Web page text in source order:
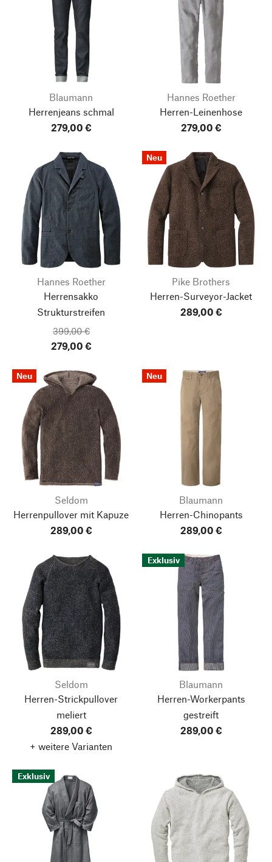
Blaumann
Herrenjeans schmal
279,00 €
Hannes Roether
Herren-Leinenhose
279,00 €
Hannes Roether
Herrensakko
Strukturstreifen
399,00 €
279,00 €
Neu
Pike Brothers
Herren-Surveyor-Jacket
289,00 €
Neu
Seldom
Herrenpullover mit Kapuze
289,00 €
Neu
Blaumann
Herren-Chinopants
289,00 €
Seldom
Herren-Strickpullover
meliert
289,00 €
+ weitere Varianten
Exklusiv
Blaumann
Herren-Workerpants
gestreift
289,00 €
Exklusiv